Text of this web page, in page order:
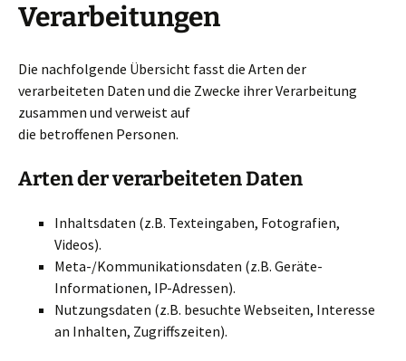
Verarbeitungen
Die nachfolgende Übersicht fasst die Arten der
verarbeiteten Daten und die Zwecke ihrer Verarbeitung
zusammen und verweist auf
die betroffenen Personen.
Arten der verarbeiteten Daten
Inhaltsdaten (z.B. Texteingaben, Fotografien,
Videos).
Meta-/Kommunikationsdaten (z.B. Geräte-
Informationen, IP-Adressen).
Nutzungsdaten (z.B. besuchte Webseiten, Interesse
an Inhalten, Zugriffszeiten).